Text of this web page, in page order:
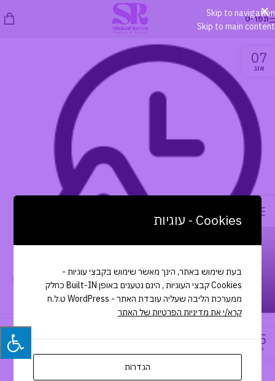
Skip to navigation
Skip to main content
תפריט
07
אוג
איפור
Shaked Revivo
25
יול
×
Cookies - עוגיות
בעת שימוש באתר, הינך מאשר שימוש בקבצי עוגיות -
Cookies קבצי העוגיות , הינם נטענים באופן Built-IN כחלק
ממערכת הליבה שעליה עובדת האתר - WordPress ט.ל.ח
קרא/י את מדיניות הפרטיות של האתר
הגדרות